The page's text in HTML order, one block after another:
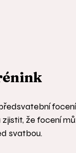
že focení
svatbou.